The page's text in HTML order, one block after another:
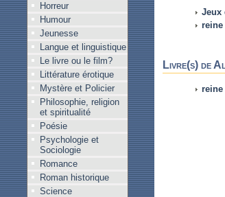
Horreur
Humour
Jeunesse
Langue et linguistique
Le livre ou le film?
Littérature érotique
Mystère et Policier
Philosophie, religion
et spiritualité
Poésie
Psychologie et
Sociologie
Romance
Roman historique
Science
Jeux
reine
Livre(s) de
reine